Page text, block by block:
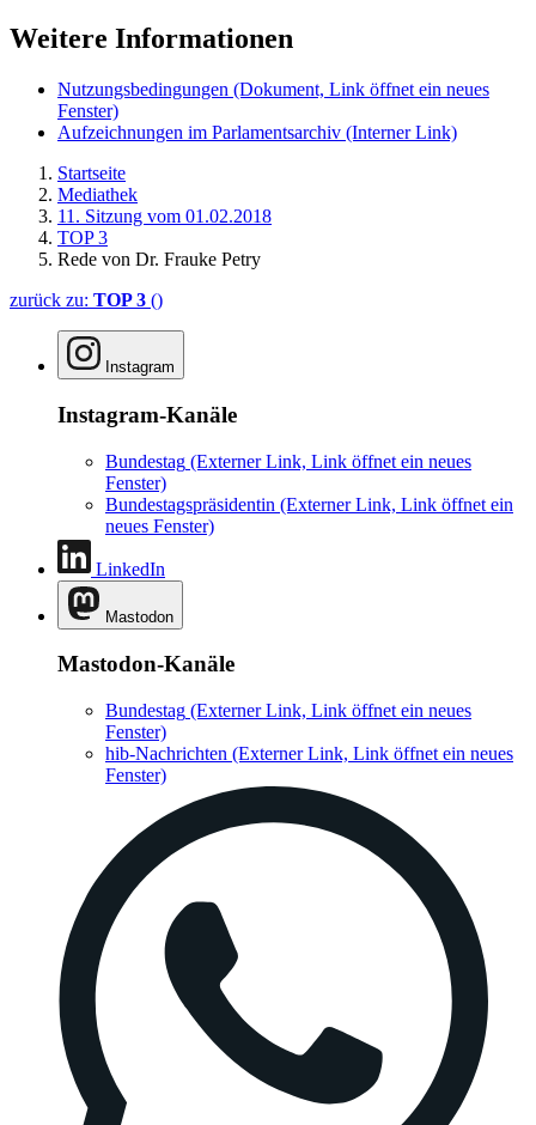
Weitere Informationen
Nutzungsbedingungen (Dokument, Link öffnet ein neues
Fenster)
Aufzeichnungen im Parlamentsarchiv (Interner Link)
Startseite
Mediathek
11. Sitzung vom 01.02.2018
TOP 3
Rede von Dr. Frauke Petry
zurück zu: TOP 3 ()
Instagram
Instagram-Kanäle
Bundestag (Externer Link, Link öffnet ein neues
Fenster)
Bundestagspräsidentin (Externer Link, Link öffnet ein
neues Fenster)
LinkedIn
Mastodon
Mastodon-Kanäle
Bundestag (Externer Link, Link öffnet ein neues
Fenster)
hib-Nachrichten (Externer Link, Link öffnet ein neues
Fenster)